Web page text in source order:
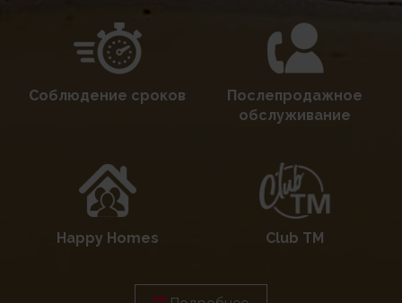
Соблюдение сроков
Послепродажное
обслуживание
Happy Homes Club TM